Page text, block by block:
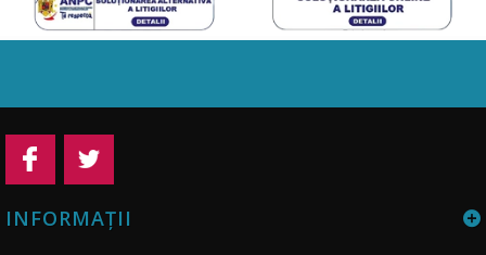
INFORMAŢII